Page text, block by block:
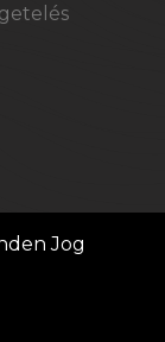
Jog